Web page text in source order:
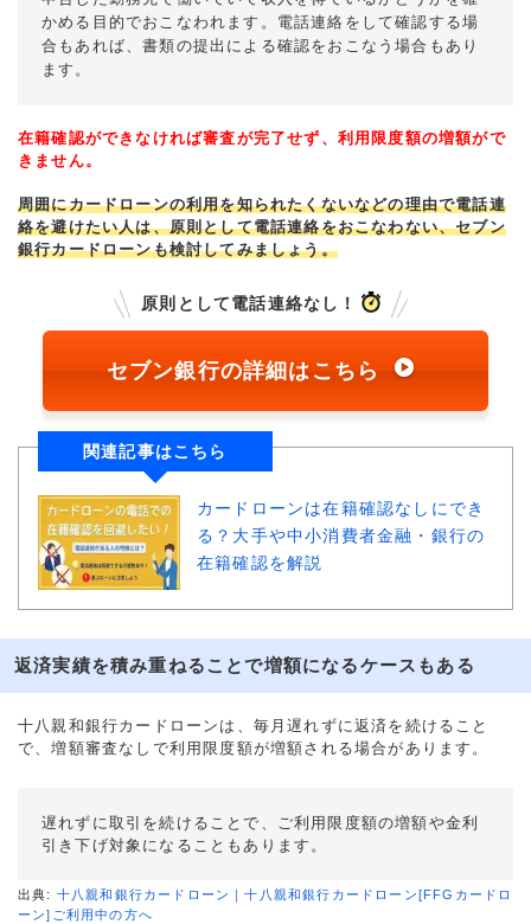
かめる目的でおこなわれます。電話連絡をして確認する場
合もあれば、書類の提出による確認をおこなう場合もあり
ます。
在籍確認ができなければ審査が完了せず、利用限度額の増額がで
きません。
周囲にカードローンの利用を知られたくないなどの理由で電話連
絡を避けたい人は、原則として電話連絡をおこなわない、セブン
銀行カードローンも検討してみましょう。
原則として電話連絡なし！
セブン銀行の詳細はこちら
関連記事はこちら
カードローンは在籍確認なしにでき
る？大手や中小消費者金融・銀行の
在籍確認を解説
返済実績を積み重ねることで増額になるケースもある
十八親和銀行カードローンは、毎月遅れずに返済を続けること
で、増額審査なしで利用限度額が増額される場合があります。
遅れずに取引を続けることで、ご利用限度額の増額や金利
引き下げ対象になることもあります。
出典: 十八親和銀行カードローン｜十八親和銀行カードローン[FFGカードロ
ーン]ご利用中の方へ